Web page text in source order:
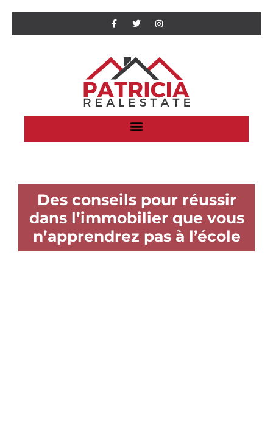
Des conseils pour réussir
dans l’immobilier que vous
n’apprendrez pas à l’école